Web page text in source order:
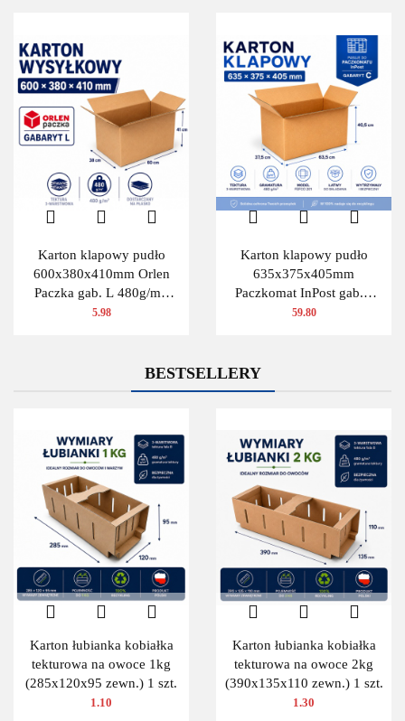
Karton klapowy pudło
600x380x410mm Orlen
Paczka gab. L 480g/m2
3W 1 szt.
5.98
Karton klapowy pudło
635x375x405mm
Paczkomat InPost gab.C
480g/m2 3W 10 szt.
59.80
BESTSELLERY
Karton łubianka kobiałka
tekturowa na owoce 1kg
(285x120x95 zewn.) 1 szt.
1.10
Karton łubianka kobiałka
tekturowa na owoce 2kg
(390x135x110 zewn.) 1 szt.
1.30